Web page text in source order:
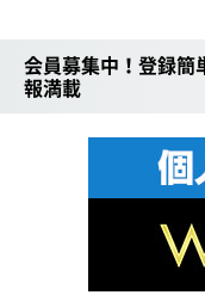
会員募集中！登録簡
報満載